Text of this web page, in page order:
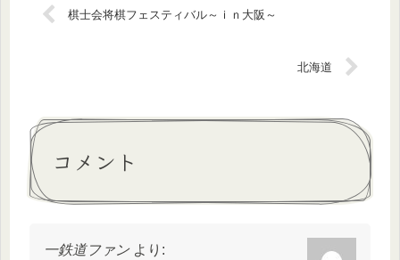
棋士会将棋フェスティバル～ｉｎ大阪～
北海道
コメント
一鉄道ファン より: